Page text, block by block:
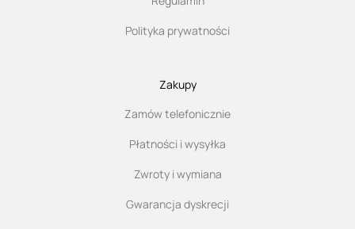
Polityka prywatności
Zakupy
Zamów telefonicznie
Płatności i wysyłka
Zwroty i wymiana
Gwarancja dyskrecji